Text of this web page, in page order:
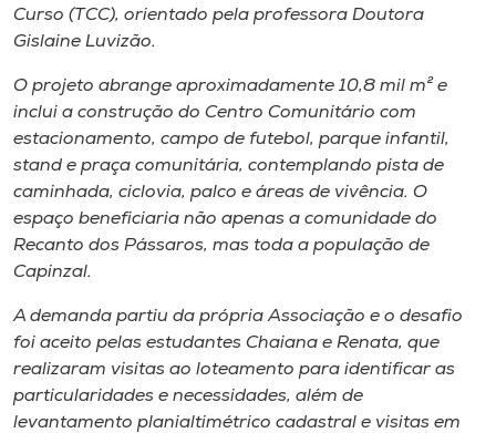
Store
Selecione
o idioma
A+
A-
Curso (TCC), orientado pela professora Doutora
Gislaine Luvizão.
O projeto abrange aproximadamente 10,8 mil m² e
inclui a construção do Centro Comunitário com
estacionamento, campo de futebol, parque infantil,
stand e praça comunitária, contemplando pista de
caminhada, ciclovia, palco e áreas de vivência. O
espaço beneficiaria não apenas a comunidade do
Recanto dos Pássaros, mas toda a população de
Capinzal.
A demanda partiu da própria Associação e o desafio
foi aceito pelas estudantes Chaiana e Renata, que
realizaram visitas ao loteamento para identificar as
particularidades e necessidades, além de
levantamento planialtimétrico cadastral e visitas em